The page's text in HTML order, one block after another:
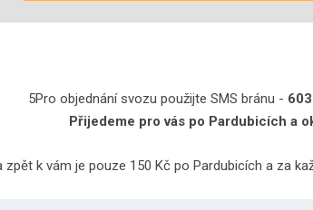
5Pro objednání svozu použijte SMS bránu -
Přijedeme pro vás po Pardubicích a
zpět k vám je pouze 150 Kč po Pardubicích a za